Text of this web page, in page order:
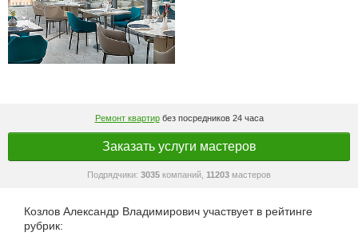
Ремонт квартирбез посредников 24 часа
Заказать услуги мастеров
Подрядчики: 3035 компаний, 11203 мастеров
Козлов Александр Владимирович участвует в рейтинге
рубрик: